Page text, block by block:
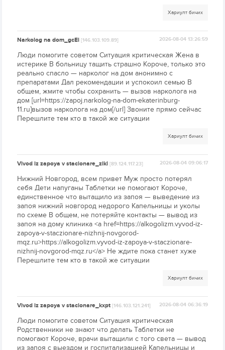
Хариулт бичих
Narkolog na dom_gcEi[146.103.109.89] 2026-08-04 13:26:59
Люди помогите советом Ситуация критическая Жена в
истерике В больницу тащить страшно Короче, только это
реально спасло — нарколог на дом анонимно с
препаратами Дал рекомендации и успокоил семью В
общем, жмите чтобы сохранить — вызов нарколога на
дом [url=https://zapoj.narkolog-na-dom-ekaterinburg-
11.ru]вызов нарколога на дом[/url] Звоните прямо сейчас
Перешлите тем кто в такой же ситуации
Хариулт бичих
Vivod iz zapoya v stacionare_zikl[89.124.117.23] 2026-08-04 09:06:17
Нижний Новгород, всем привет Муж просто потерял
себя Дети напуганы Таблетки не помогают Короче,
единственное что вытащило из запоя — выведение из
запоя нижний новгород недорого Капельницы и уколы
по схеме В общем, не потеряйте контакты — вывод из
запоя на дому клиника <a href=https://alkogolizm.vyvod-iz-
zapoya-v-staczionare-nizhnij-novgorod-
mqz.ru>https://alkogolizm.vyvod-iz-zapoya-v-staczionare-
nizhnij-novgorod-mqz.ru</a> Не ждите пока станет хуже
Перешлите тем кто в такой же ситуации
Хариулт бичих
Vivod iz zapoya v stacionare_kxpt[146.103.121.241] 2026-08-04 06:36:19
Люди помогите советом Ситуация критическая
Родственники не знают что делать Таблетки не
помогают Короче, врачи вытащили с того света — вывод
из запоя с выездом и госпитализацией Капельницы и